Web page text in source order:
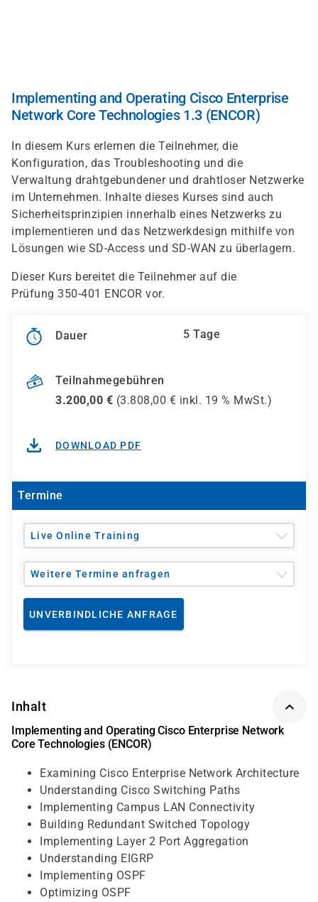
Implementing and Operating Cisco Enterprise
Network Core Technologies 1.3 (ENCOR)
In diesem Kurs erlernen die Teilnehmer, die
Konfiguration, das Troubleshooting und die
Verwaltung drahtgebundener und drahtloser Netzwerke
im Unternehmen. Inhalte dieses Kurses sind auch
Sicherheitsprinzipien innerhalb eines Netzwerks zu
implementieren und das Netzwerkdesign mithilfe von
Lösungen wie SD-Access und SD-WAN zu überlagern.
Dieser Kurs bereitet die Teilnehmer auf die
Prüfung 350-401 ENCOR vor.
Dauer 5 Tage
Teilnahmegebühren
3.200,00 € (3.808,00 € inkl. 19 % MwSt.)
DOWNLOAD PDF
Termine
Live Online Training
Weitere Termine anfragen
UNVERBINDLICHE ANFRAGE
Inhalt
Implementing and Operating Cisco Enterprise Network
Core Technologies (ENCOR)
Examining Cisco Enterprise Network Architecture
Understanding Cisco Switching Paths
Implementing Campus LAN Connectivity
Building Redundant Switched Topology
Implementing Layer 2 Port Aggregation
Understanding EIGRP
Implementing OSPF
Optimizing OSPF